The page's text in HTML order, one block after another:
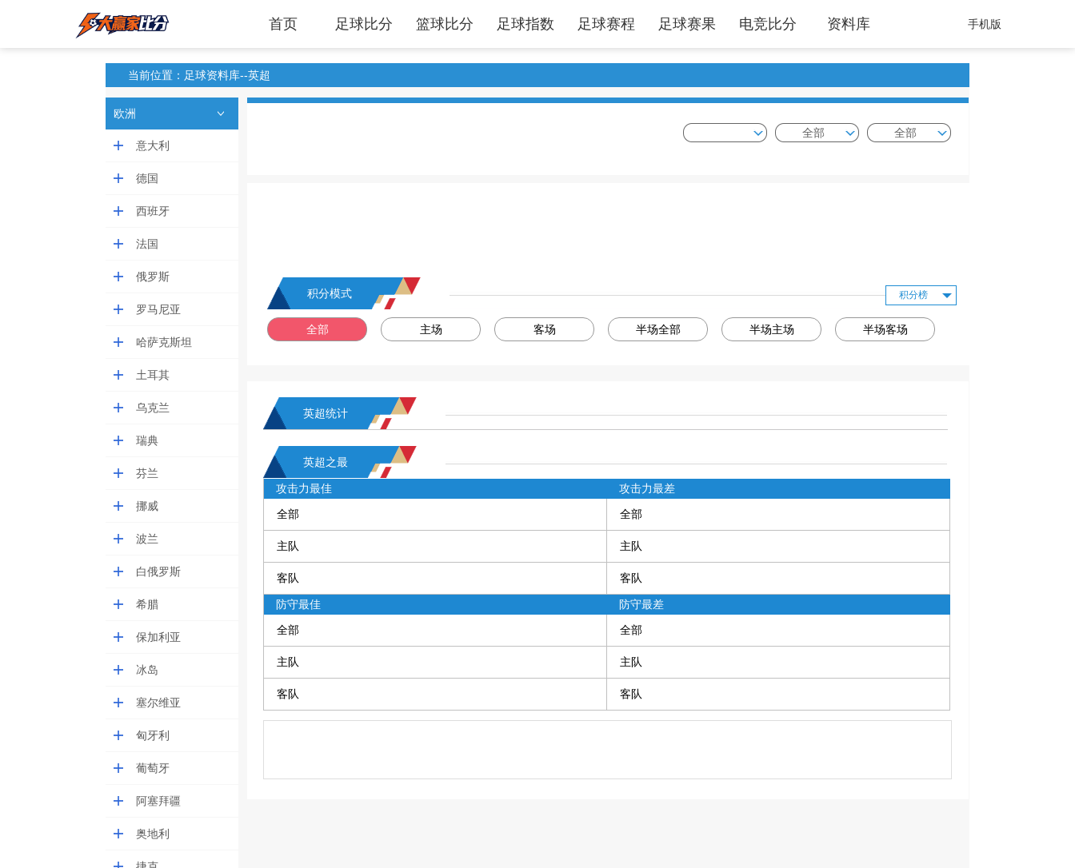
首页 足球比分 篮球比分 足球指数 足球赛程 足球赛果 电竞比分 资料库 手机版
当前位置：足球资料库--英超
欧洲
意大利
德国
西班牙
法国
俄罗斯
罗马尼亚
哈萨克斯坦
土耳其
乌克兰
瑞典
芬兰
挪威
波兰
白俄罗斯
希腊
保加利亚
冰岛
塞尔维亚
匈牙利
葡萄牙
阿塞拜疆
奥地利
全部 全部
积分模式 积分榜
全部 主场 客场 半场全部 半场主场 半场客场
英超统计
英超之最
攻击力最佳
全部
主队
客队
攻击力最差
全部
主队
客队
防守最佳
全部
主队
客队
防守最差
全部
主队
客队